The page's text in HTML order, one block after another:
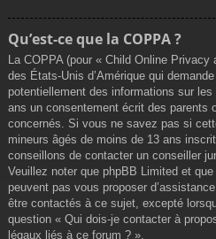
Qu’est-ce que la COPPA ?
La COPPA (pour « Child Online
des États-Unis d’Amérique qui
potentiellement des informations sur
ans un consentement écrit des parents
concernés. Si vous ne savez pas si
mineurs âgés de moins de 13 ans
conseillons de contacter un conseiller
Veuillez noter que phpBB Limited et
peuvent pas vous proposer
être contactés à ce sujet, excepté
question « Qui dois-je contacter à
légaux liés à ce forum ? ».